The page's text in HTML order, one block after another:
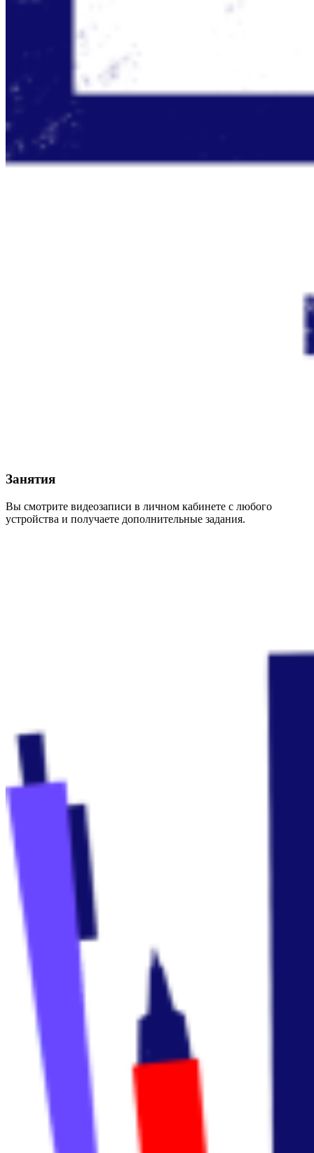
Занятия
Вы смотрите видеозаписи в личном кабинете с любого
устройства и получаете дополнительные задания.